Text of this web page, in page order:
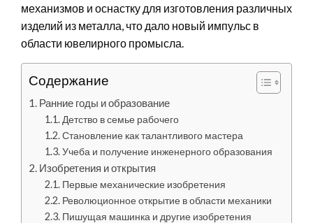
механизмов и оснастку для изготовления различных
изделий из металла, что дало новый импульс в
области ювелирного промысла.
Содержание
Ранние годы и образование
Детство в семье рабочего
Становление как талантливого мастера
Учеба и получение инженерного образования
Изобретения и открытия
Первые механические изобретения
Революционное открытие в области механики
Пишущая машинка и другие изобретения